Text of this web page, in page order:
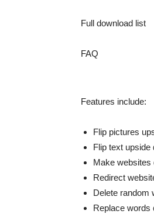
Full download list
FAQ
Features include:
Flip pictures
Flip text upside
Make websites
Redirect
Delete random
Replace words